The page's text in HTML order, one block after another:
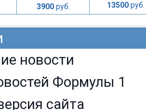
3900руб.
13500руб.
новости
Формулы 1
сайта